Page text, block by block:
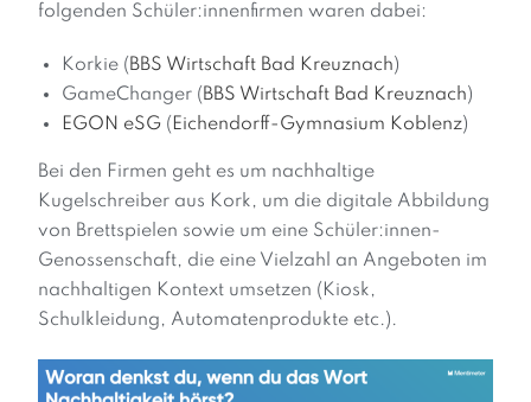
folgenden Schüler:innenfirmen waren dabei:
Korkie (BBS Wirtschaft Bad Kreuznach)
GameChanger (BBS Wirtschaft Bad Kreuznach)
EGON eSG ( Eichendorff-Gymnasium Koblenz)
Bei den Firmen geht es um nachhaltige
Kugelschreiber aus Kork, um die digitale Abbildung
von Brettspielen sowie um eine Schüler:innen-
Genossenschaft, die eine Vielzahl an Angeboten im
nachhaltigen Kontext umsetzen (Kiosk,
Schulkleidung, Automatenprodukte etc.).